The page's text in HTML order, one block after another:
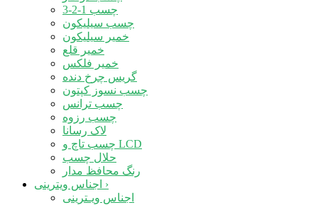
چسب 1-2-3
چسب سیلیکون
خمیر سیلیکون
خمیر قلع
خمیر فلکس
گریس چرخ دنده
چسب نسوز کپتون
چسب ترانس
چسب رزوه
لاک رسانا
چسب تاچ و LCD
حلال چسب
رنگ محافظ مدار
›
اجناس ویـترینی